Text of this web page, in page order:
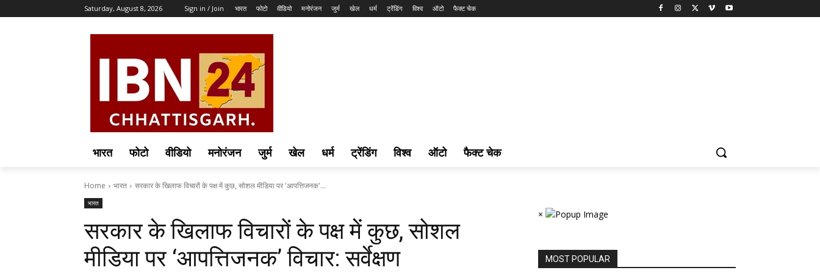
Saturday, August 8, 2026 Sign in / Join भारत फोटो वीडियो मनोरंजन जुर्म खेल धर्म ट्रेंडिंग विश्व ऑटो फैक्ट चेक
भारत फोटो वीडियो मनोरंजन जुर्म खेल धर्म ट्रेंडिंग विश्व ऑटो फैक्ट चेक
Home भारत सरकार के खिलाफ विचारों के पक्ष में कुछ, सोशल मीडिया पर 'आपत्तिजनक'...
भारत
सरकार के खिलाफ विचारों के पक्ष में कुछ, सोशल
मीडिया पर ‘आपत्तिजनक’ विचार: सर्वेक्षण
×
MOST POPULAR